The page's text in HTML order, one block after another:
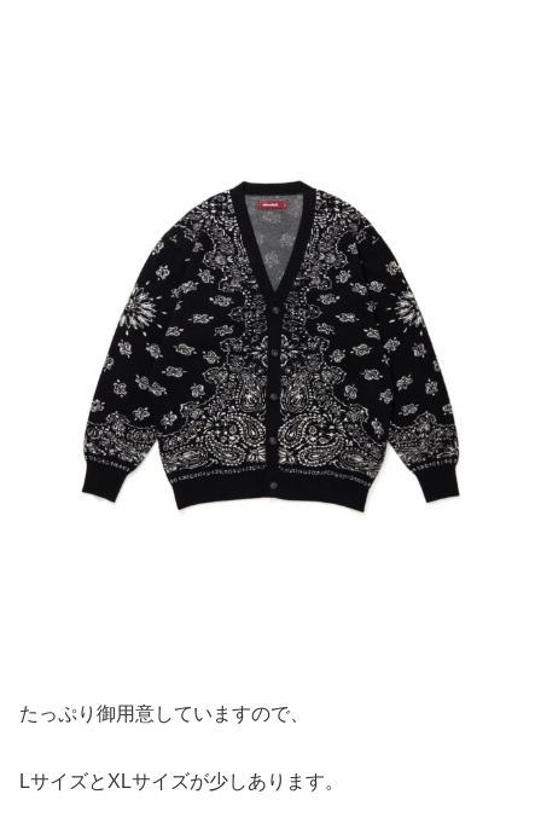
たっぷり御用意していますので、
LサイズとXLサイズが少しあります。